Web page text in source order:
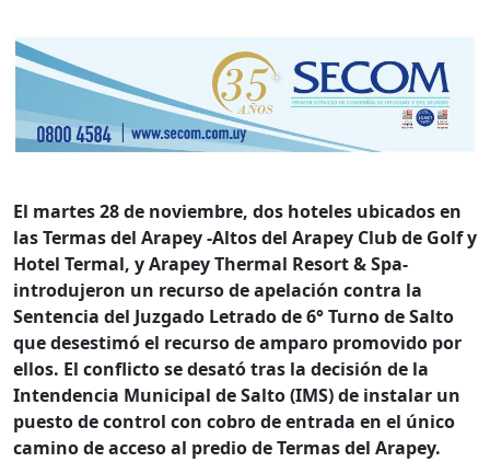
El martes 28 de noviembre, dos hoteles ubicados en
las Termas del Arapey -Altos del Arapey Club de Golf y
Hotel Termal, y Arapey Thermal Resort & Spa-
introdujeron un recurso de apelación contra la
Sentencia del Juzgado Letrado de 6° Turno de Salto
que desestimó el recurso de amparo promovido por
ellos. El conflicto se desató tras la decisión de la
Intendencia Municipal de Salto (IMS) de instalar un
puesto de control con cobro de entrada en el único
camino de acceso al predio de Termas del Arapey.